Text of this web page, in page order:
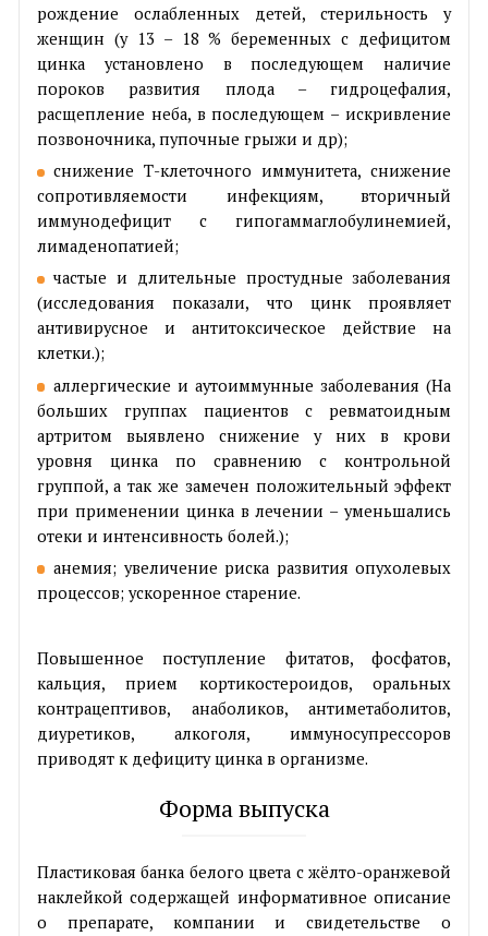
рождение ослабленных детей, стерильность у
женщин (у 13 – 18 % беременных с дефицитом
цинка установлено в последующем наличие
пороков развития плода – гидроцефалия,
расщепление неба, в последующем – искривление
позвоночника, пупочные грыжи и др);
снижение Т-клеточного иммунитета, снижение
сопротивляемости инфекциям, вторичный
иммунодефицит с гипогаммаглобулинемией,
лимаденопатией;
частые и длительные простудные заболевания
(исследования показали, что цинк проявляет
антивирусное и антитоксическое действие на
клетки.);
аллергические и аутоиммунные заболевания (На
больших группах пациентов с ревматоидным
артритом выявлено снижение у них в крови
уровня цинка по сравнению с контрольной
группой, а так же замечен положительный эффект
при применении цинка в лечении – уменьшались
отеки и интенсивность болей.);
анемия; увеличение риска развития опухолевых
процессов; ускоренное старение.
Повышенное поступление фитатов, фосфатов,
кальция, прием кортикостероидов, оральных
контрацептивов, анаболиков, антиметаболитов,
диуретиков, алкоголя, иммуносупрессоров
приводят к дефициту цинка в организме.
Форма выпуска
Пластиковая банка белого цвета с жёлто-оранжевой
наклейкой содержащей информативное описание
о препарате, компании и свидетельстве о